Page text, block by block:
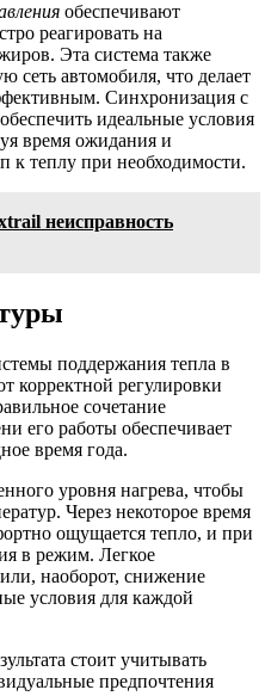
обеспечивают
реагировать на
Эта система также
сеть автомобиля, что делает
Синхронизация с
идеальные условия
время ожидания и
к теплу при необходимости.
неисправность
поддержания тепла в
корректной регулировки
сочетание
его работы обеспечивает
время года.
уровня нагрева, чтобы
Через некоторое время
ощущается тепло, и при
в режим. Легкое
наоборот, снижение
условия для каждой
стоит учитывать
предпочтения